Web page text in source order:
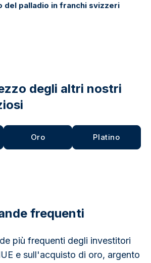
del palladio in franchi svizzeri
degli altri nostri
Oro Platino
frequenti
più frequenti degli investitori
e sull'acquisto di oro, argento